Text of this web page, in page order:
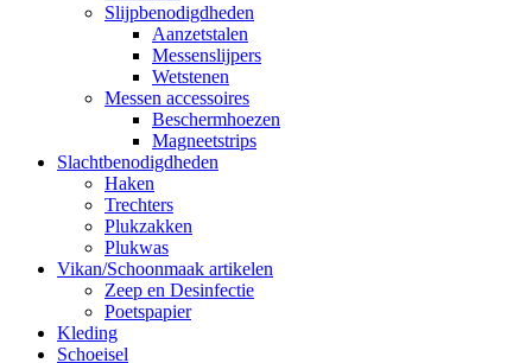
Slijpbenodigdheden
Aanzetstalen
Messenslijpers
Wetstenen
Messen accessoires
Beschermhoezen
Magneetstrips
Slachtbenodigdheden
Haken
Trechters
Plukzakken
Plukwas
Vikan/Schoonmaak artikelen
Zeep en Desinfectie
Poetspapier
Kleding
Schoeisel